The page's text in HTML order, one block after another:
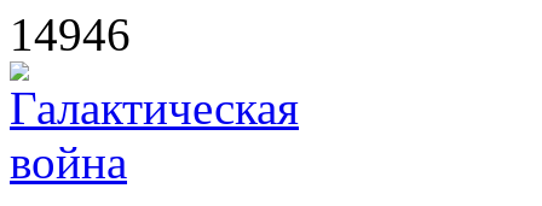
14946